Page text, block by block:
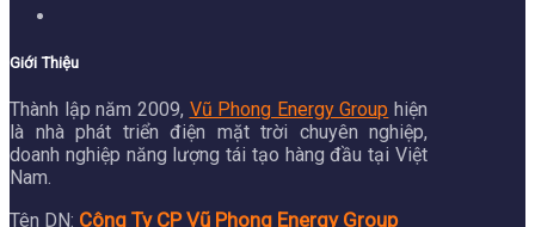
Giới Thiệu
Thành lập năm 2009, Vũ Phong Energy Group hiện
là nhà phát triển điện mặt trời chuyên nghiệp,
doanh nghiệp năng lượng tái tạo hàng đầu tại Việt
Nam.
Tên DN: Công Ty CP Vũ Phong Energy Group